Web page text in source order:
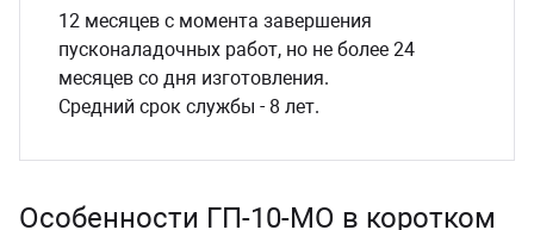
12 месяцев с момента завершения
пусконаладочных работ, но не более 24
месяцев со дня изготовления.
Средний срок службы - 8 лет.
Особенности ГП-10-МО в коротком